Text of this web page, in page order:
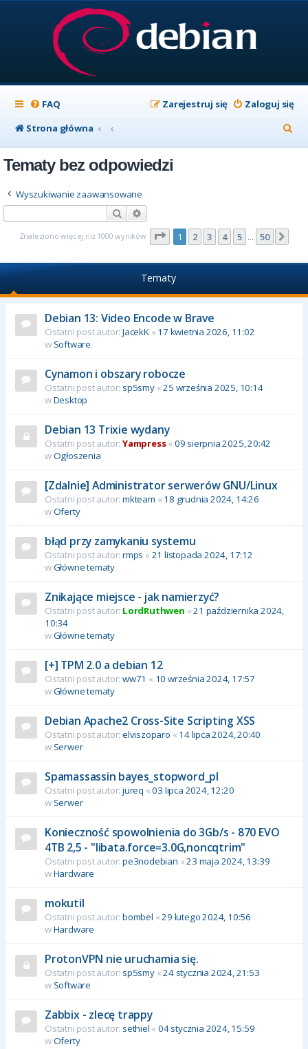
FAQ Zaloguj się
Zarejestruj się
Strona główna
z
Tematy bez odpowiedzi
Wyszukiwanie zaawansowane
Szukaj
Znaleziono więcej niż 1000 wyników Strona z50
1 2 3 4 5 … 50
Tematy
Debian 13: Video Encode w Brave
Ostatni post autor: JacekK« 17 kwietnia 2026, 11:02
w Software
Cynamon i obszary robocze
Ostatni post autor: sp5smy«25 września 2025, 10:14
wDesktop
Debian 13 Trixie wydany
Ostatni post autor: Yampress« 09 sierpnia 2025, 20:42
wOgłoszenia
[Zdalnie] Administrator serwerów GNU/Linux
Ostatni post autor: mkteam « 18 grudnia 2024, 14:26
wOferty
błąd przy zamykaniu systemu
Ostatni post autor: rmps « 21 listopada 2024, 17:12
wGłówne tematy
Znikające miejsce - jak namierzyć?
Ostatni post autor: LordRuthwen «21 października 2024,
10:34
wGłówne tematy
[+] TPM 2.0 a debian 12
Ostatni post autor: ww71 « 10 września 2024, 17:57
wGłówne tematy
Debian Apache2 Cross-Site Scripting XSS
Ostatni post autor: elviszoparo « 14 lipca 2024, 20:40
w Serwer
Spamassassin bayes_stopword_pl
Ostatni post autor: jureq «03 lipca 2024, 12:20
w Serwer
Konieczność spowolnienia do 3Gb/s - 870 EVO
4TB 2,5 - "libata.force=3.0G,noncqtrim"
Ostatni post autor: pe3nodebian «23 maja 2024, 13:39
wHardware
mokutil
Ostatni post autor: bombel «29 lutego 2024, 10:56
wHardware
ProtonVPN nie uruchamia się.
Ostatni post autor: sp5smy«24 stycznia 2024, 21:53
w Software
Zabbix - zlecę trappy
Ostatni post autor: sethiel «04 stycznia 2024, 15:59
wOferty